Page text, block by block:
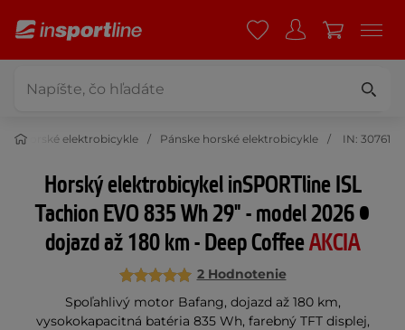
Horské elektrobicykle Pánske horské elektrobicykle IN: 30761
Horský elektrobicykel inSPORTline ISL
Tachion EVO 835 Wh 29" - model 2026 •
dojazd až 180 km - Deep CoffeeAKCIA
2 Hodnotenie
Spoľahlivý motor Bafang, dojazd až 180 km,
vysokokapacitná batéria 835 Wh, farebný TFT displej,